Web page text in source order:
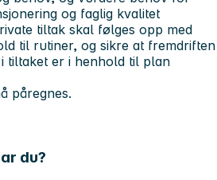
og faglig kvalitet
tiltak skal følges opp med
til rutiner, og sikre at fremdriften
tiltaket er i henhold til plan
påregnes.
du?